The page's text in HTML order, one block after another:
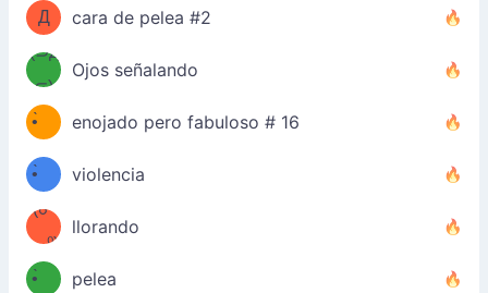
Д
Φ）
ง
cara de pelea #2
(⊃д
⊂)
Ojos señalando
(ง
•̀ゝ
•́)ง
enojado pero fabuloso # 16
(ง
•̀ゝ
•́)ง
violencia
(☍
﹏⁰)
llorando
(ง
•̀ゝ
pelea